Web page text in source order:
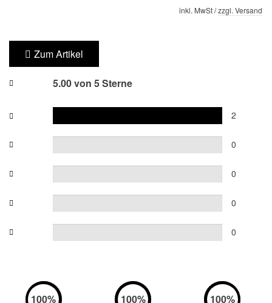
inkl. MwSt /zzgl. Versand
Zum Artikel
5.00 von 5 Sterne
2
0
0
0
0